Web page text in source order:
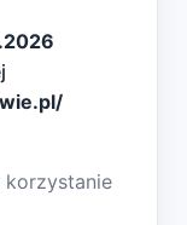
korzystanie